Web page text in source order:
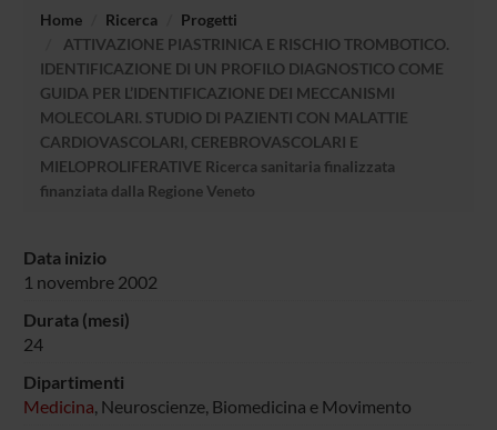
Home Ricerca
Progetti
ATTIVAZIONE PIASTRINICA E RISCHIO TROMBOTICO.
IDENTIFICAZIONE DI UN PROFILO DIAGNOSTICO COME
GUIDA PER L’IDENTIFICAZIONE DEI MECCANISMI
MOLECOLARI. STUDIO DI PAZIENTI CON MALATTIE
CARDIOVASCOLARI, CEREBROVASCOLARI E
MIELOPROLIFERATIVE Ricerca sanitaria finalizzata
finanziata dalla Regione Veneto
Data inizio
1 novembre 2002
Durata (mesi)
24
Dipartimenti
Medicina, Neuroscienze, Biomedicina e Movimento